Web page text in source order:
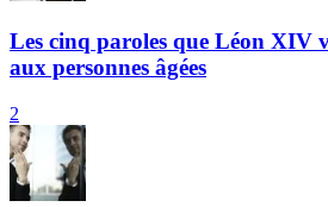
Les cinq paroles que Léon XIV
aux personnes âgées
2